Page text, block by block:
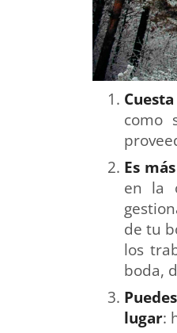
como
Es
en la
de tu
los
boda,
lugar: